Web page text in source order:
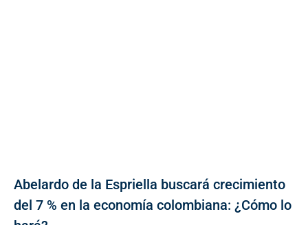
Abelardo de la Espriella buscará crecimiento
del 7 % en la economía colombiana: ¿Cómo lo